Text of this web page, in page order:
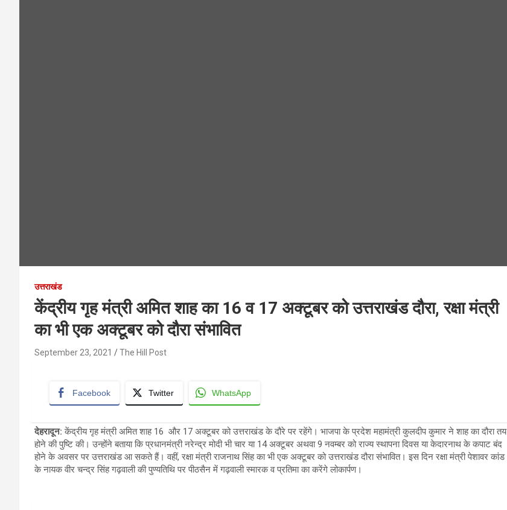
उत्तराखंड
केंद्रीय गृह मंत्री अमित शाह का 16 व 17 अक्टूबर को उत्तराखंड दौरा, रक्षा मंत्री
का भी एक अक्टूबर को दौरा संभावित
September 23, 2021 The Hill Post
Facebook Twitter WhatsApp
देहरादून: केंद्रीय गृह मंत्री अमित शाह 16 और 17 अक्टूबर को उत्तराखंड के दौरे पर रहेंगे। भाजपा के प्रदेश महामंत्री कुलदीप कुमार ने शाह का दौरा तय
होने की पुष्टि की। उन्होंने बताया कि प्रधानमंत्री नरेन्द्र मोदी भी चार या 14 अक्टूबर अथवा 9 नवम्बर को राज्य स्थापना दिवस या केदारनाथ के कपाट बंद
होने के अवसर पर उत्तराखंड आ सकते हैं। वहीं, रक्षा मंत्री राजनाथ सिंह का भी एक अक्टूबर को उत्तराखंड दौरा संभावित। इस दिन रक्षा मंत्री पेशावर कांड
के नायक वीर चन्द्र सिंह गढ़वाली की पुण्यतिथि पर पीठसैन में गढ़वाली स्मारक व प्रतिमा का करेंगे लोकार्पण।